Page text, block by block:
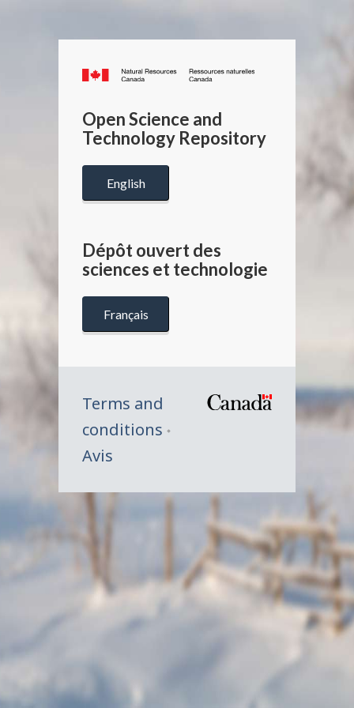
Canada.ca
/
Canada
Open Science and
Technology Repository
English
Dépôt ouvert des
sciences et technologie
Français
Terms and
conditions
Avis
Symbole
Canada